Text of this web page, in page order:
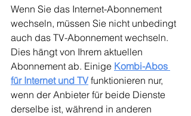
Wenn Sie das Internet-Abonnement
wechseln, müssen Sie nicht unbedingt
auch das TV-Abonnement wechseln.
Dies hängt von Ihrem aktuellen
Abonnement ab. Einige Kombi-Abos
für Internet und TV funktionieren nur,
wenn der Anbieter für beide Dienste
derselbe ist, während in anderen